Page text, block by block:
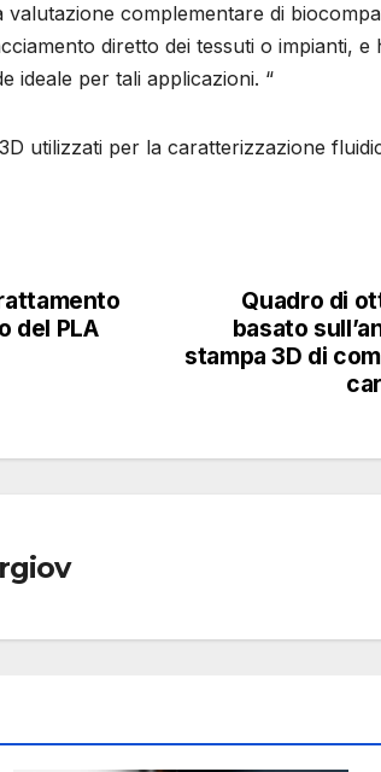
valutazione complementare di
diretto dei tessuti o impianti,
ideale per tali applicazioni. “
utilizzati per la caratterizzazione
penetrazione e la consegna della tintura
usando rispettivamente array MN da
200 e 400 μm di lunghezza. c, d)
z> 0 rappresenta la penetrazione nella
Quadro di
basato
stampa 3D di
del PLA